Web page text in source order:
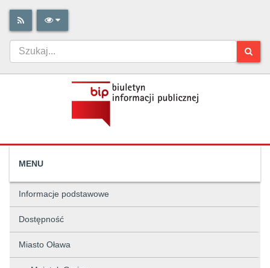
MENU
Informacje podstawowe
Dostępność
Miasto Oława